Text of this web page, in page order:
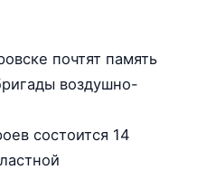
почтят память
воздушно-
состоится 14